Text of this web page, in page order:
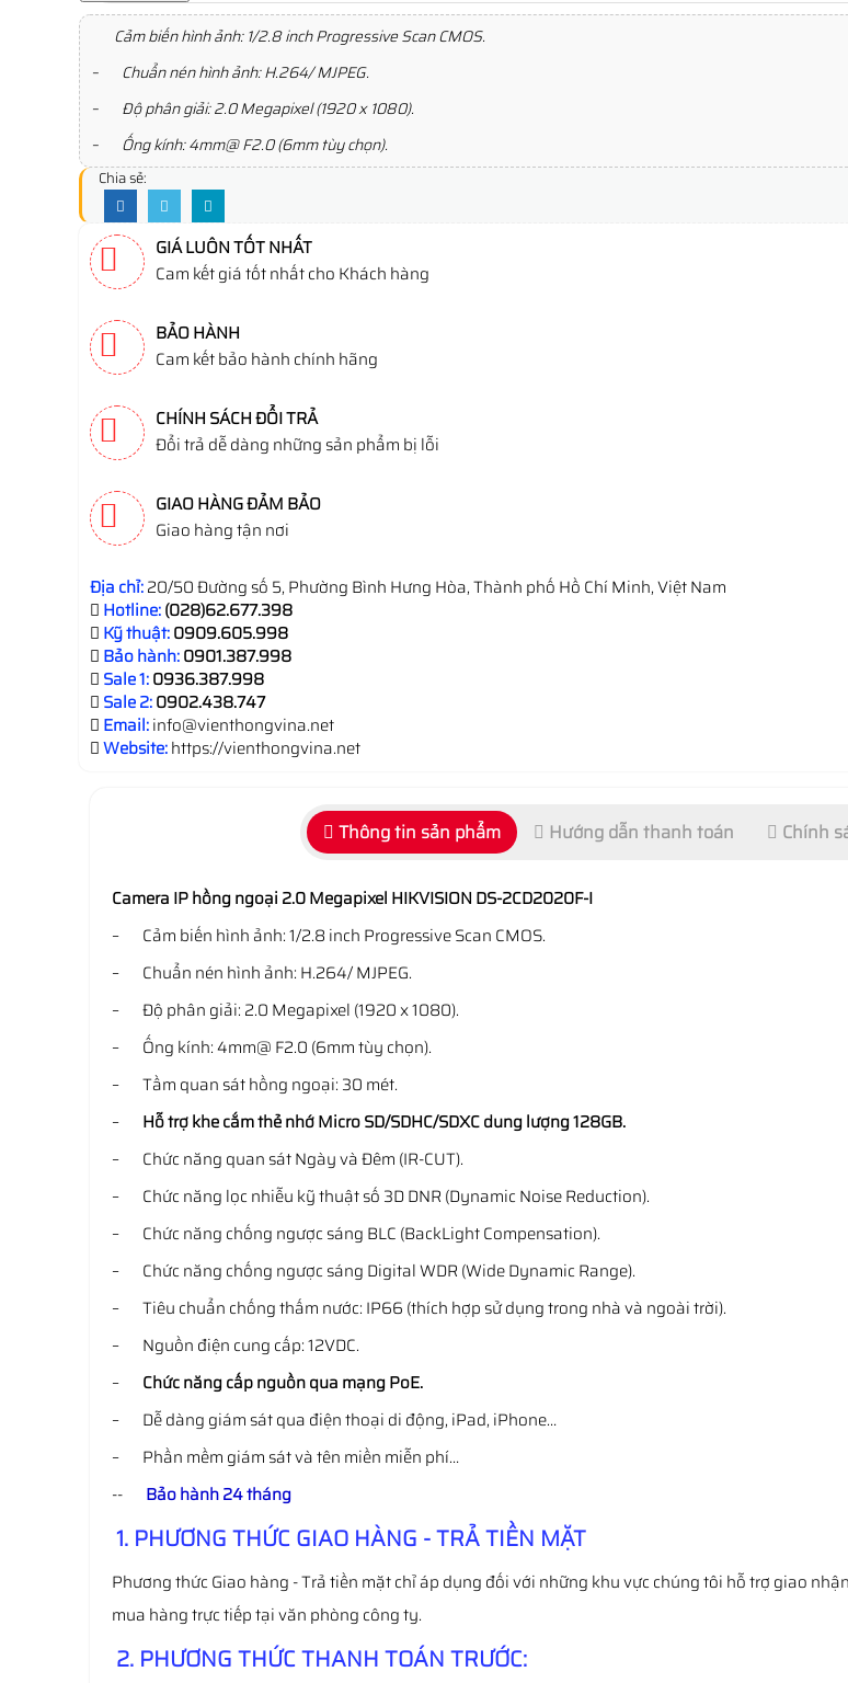
Cảm biến hình ảnh: 1/2.8 inch Progressive Scan CMOS.
– Chuẩn nén hình ảnh: H.264/ MJPEG.
– Độ phân giải: 2.0 Megapixel (1920 x 1080).
– Ống kính: 4mm@ F2.0 (6mm tùy chọn).
Chia sẻ:
GIÁ LUÔN TỐT NHẤT
Cam kết giá tốt nhất cho Khách hàng
BẢO HÀNH
Cam kết bảo hành chính hãng
CHÍNH SÁCH ĐỔI TRẢ
Đổi trả dễ dàng những sản phẩm bị lỗi
GIAO HÀNG ĐẢM BẢO
Giao hàng tận nơi
Địa chỉ:20/50 Đường số 5, Phường Bình Hưng Hòa, Thành phố Hồ Chí Minh, Việt Nam
Hotline:(028)62.677.398
Kỹ thuật:0909.605.998
Bảo hành:0901.387.998
Sale 1:0936.387.998
Sale 2:0902.438.747
Email:info@vienthongvina.net
Website:https://vienthongvina.net
Thông tin sản phẩm Hướng dẫn thanh toán Chính
Camera IP hồng ngoại 2.0 Megapixel HIKVISION DS-2CD2020F-I
– Cảm biến hình ảnh: 1/2.8 inch Progressive Scan CMOS.
– Chuẩn nén hình ảnh: H.264/ MJPEG.
– Độ phân giải: 2.0 Megapixel (1920 x 1080).
– Ống kính: 4mm@ F2.0 (6mm tùy chọn).
– Tầm quan sát hồng ngoại: 30 mét.
– Hỗ trợ khe cắm thẻ nhớ Micro SD/SDHC/SDXC dung lượng 128GB.
– Chức năng quan sát Ngày và Đêm (IR-CUT).
– Chức năng lọc nhiễu kỹ thuật số 3D DNR (Dynamic Noise Reduction).
– Chức năng chống ngược sáng BLC (BackLight Compensation).
– Chức năng chống ngược sáng Digital WDR (Wide Dynamic Range).
– Tiêu chuẩn chống thấm nước: IP66 (thích hợp sử dụng trong nhà và ngoài trời).
– Nguồn điện cung cấp: 12VDC.
– Chức năng cấp nguồn qua mạng PoE.
– Dễ dàng giám sát qua điện thoại di động, iPad, iPhone…
– Phần mềm giám sát và tên miền miễn phí…
-- Bảo hành 24 tháng
1. PHƯƠNG THỨC GIAO HÀNG - TRẢ TIỀN MẶT
Phương thức Giao hàng - Trả tiền mặt chỉ áp dụng đối với những khu vực chúng tôi hỗ trợ giao
mua hàng trực tiếp tại văn phòng công ty.
2. PHƯƠNG THỨC THANH TOÁN TRƯỚC: